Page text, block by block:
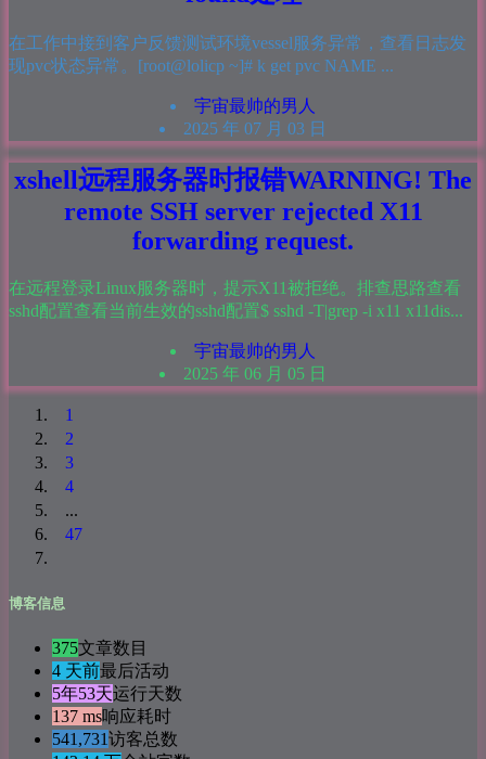
在工作中接到客户反馈测试环境vessel服务异常，查看日志发
现pvc状态异常。[root@lolicp ~]# k get pvc NAME ...
宇宙最帅的男人
2025 年 07 月 03 日
xshell远程服务器时报错WARNING! The
remote SSH server rejected X11
forwarding request.
在远程登录Linux服务器时，提示X11被拒绝。排查思路查看
sshd配置查看当前生效的sshd配置$ sshd -T|grep -i x11 x11dis...
宇宙最帅的男人
2025 年 06 月 05 日
1
2
3
4
...
47
博客信息
375文章数目
4 天前最后活动
5年53天运行天数
137 ms响应耗时
541,731访客总数